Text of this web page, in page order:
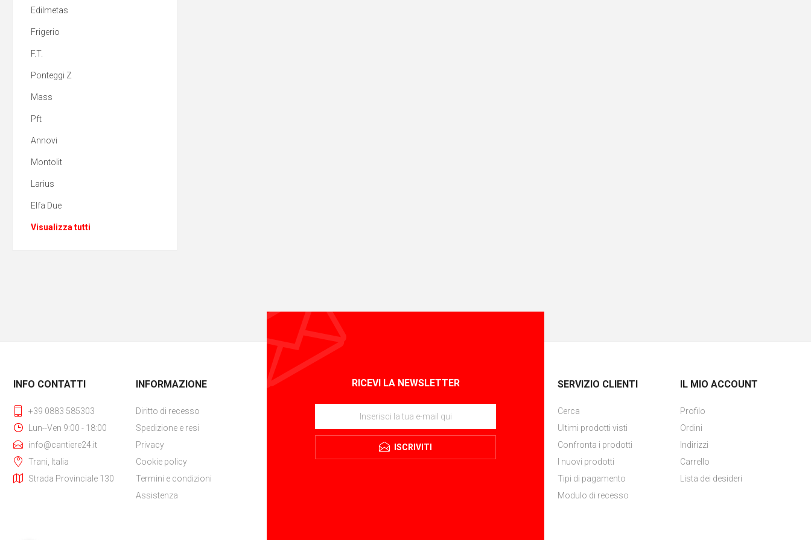
Edilmetas
Frigerio
F.T.
Ponteggi Z
Mass
Pft
Annovi
Montolit
Larius
Elfa Due
Visualizza tutti
RICEVI LA NEWSLETTER
ISCRIVITI
INFO CONTATTI
+39 0883 585303
Lun--Ven 9:00 - 18:00
info@cantiere24.it
Trani, Italia
Strada Provinciale 130
INFORMAZIONE
Diritto di recesso
Spedizione e resi
Privacy
Cookie policy
Termini e condizioni
Assistenza
SERVIZIO CLIENTI
Cerca
Ultimi prodotti visti
Confronta i prodotti
I nuovi prodotti
Tipi di pagamento
Modulo di recesso
IL MIO ACCOUNT
Profilo
Ordini
Indirizzi
Carrello
Lista dei desideri